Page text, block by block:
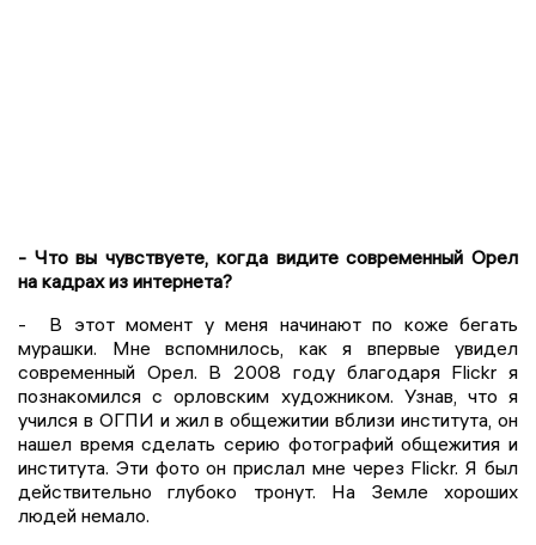
- Что вы чувствуете, когда видите современный Орел
на кадрах из интернета?
- В этот момент у меня начинают по коже бегать
мурашки. Мне вспомнилось, как я впервые увидел
современный Орел. В 2008 году благодаря Flickr я
познакомился с орловским художником. Узнав, что я
учился в ОГПИ и жил в общежитии вблизи института, он
нашел время сделать серию фотографий общежития и
института. Эти фото он прислал мне через Flickr. Я был
действительно глубоко тронут. На Земле хороших
людей немало.